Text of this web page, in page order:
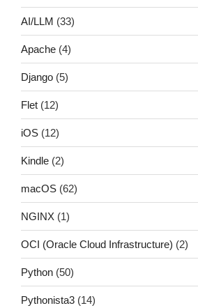
AI/LLM (33)
Apache (4)
Django (5)
Flet (12)
iOS (12)
Kindle (2)
macOS (62)
NGINX (1)
OCI (Oracle Cloud Infrastructure) (2)
Python (50)
Pythonista3 (14)